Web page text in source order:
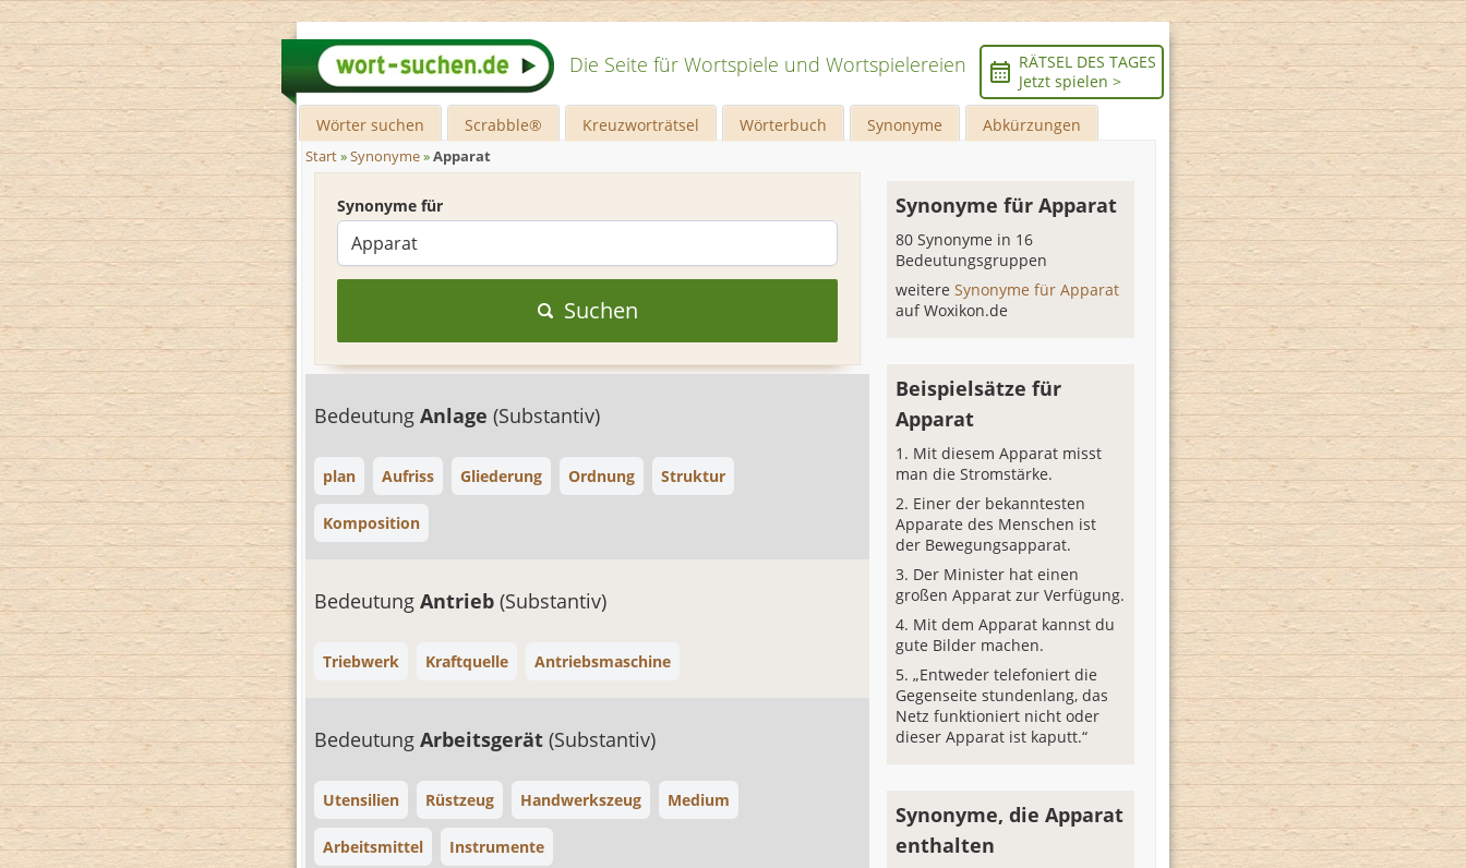
Die Seite für Wortspiele und Wortspielereien
RÄTSEL DES TAGES
Jetzt spielen >
Wörter suchen Scrabble® Kreuzworträtsel Wörterbuch Synonyme Abkürzungen
Start»Synonyme»Apparat
Synonyme für
Suchen
Bedeutung Anlage (Substantiv)
plan Aufriss Gliederung Ordnung Struktur
Komposition
Bedeutung Antrieb (Substantiv)
Triebwerk Kraftquelle Antriebsmaschine
Bedeutung Arbeitsgerät (Substantiv)
Utensilien Rüstzeug Handwerkszeug Medium
Arbeitsmittel Instrumente
Synonyme für Apparat
80 Synonyme in 16
Bedeutungsgruppen
weitereSynonyme für Apparat
auf Woxikon.de
Beispielsätze für
Apparat
Mit diesem Apparat misst
man die Stromstärke.
Einer der bekanntesten
Apparate des Menschen ist
der Bewegungsapparat.
Der Minister hat einen
großen Apparat zur Verfügung.
Mit dem Apparat kannst du
gute Bilder machen.
„Entweder telefoniert die
Gegenseite stundenlang, das
Netz funktioniert nicht oder
dieser Apparat ist kaputt.“
Synonyme, die Apparat
enthalten